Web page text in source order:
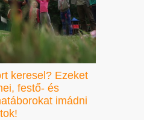
keresel? Ezeket
festő- és
imádni